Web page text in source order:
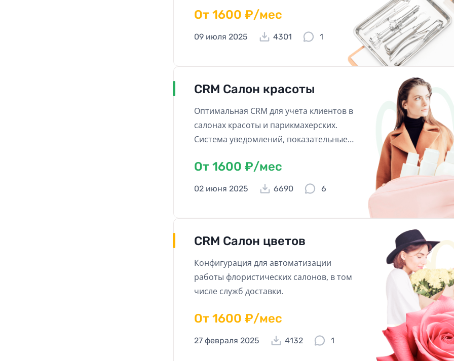
упрощает процесс ведения записей и
работу персонала.
Oт 1600 ₽/мес
09 июля 2025 4301 1
CRM Салон красоты
Оптимальная CRM для учета клиентов в
салонах красоты и парикмахерских.
Система уведомлений, показательные
запись клиентов, все это и не только,
позволит Вашему бизнесу перейти на
Oт 1600 ₽/мес
02 июня 2025 6690 6
CRM Салон цветов
Конфигурация для автоматизации
работы флористических салонов, в том
числе служб доставки.
Oт 1600 ₽/мес
27 февраля 2025 4132 1